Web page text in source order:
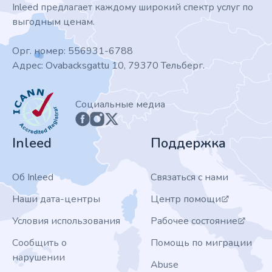
Inleed предлагает каждому широкий спектр услуг по
выгодным ценам.
Орг. номер: 556931-6788
Адрес: Ovabacksgattu 10, 79370 Тельберг.
ICANN
Социальные медиа
Inleed
Об Inleed
Наши дата-центры
Условия использования
Сообщить о
нарушении
Поддержка
Связаться с нами
Центр помощи
Рабочее состояние
Помощь по миграции
Abuse